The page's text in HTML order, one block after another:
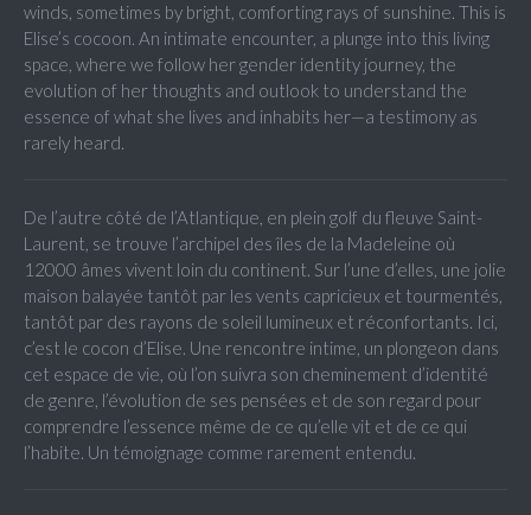
winds, sometimes by bright, comforting rays of sunshine. This is
Elise’s cocoon. An intimate encounter, a plunge into this living
space, where we follow her gender identity journey, the
evolution of her thoughts and outlook to understand the
essence of what she lives and inhabits her—a testimony as
rarely heard.
De l’autre côté de l’Atlantique, en plein golf du fleuve Saint-
Laurent, se trouve l’archipel des îles de la Madeleine où
12000 âmes vivent loin du continent. Sur l’une d’elles, une jolie
maison balayée tantôt par les vents capricieux et tourmentés,
tantôt par des rayons de soleil lumineux et réconfortants. Ici,
c’est le cocon d’Elise. Une rencontre intime, un plongeon dans
cet espace de vie, où l’on suivra son cheminement d’identité
de genre, l’évolution de ses pensées et de son regard pour
comprendre l’essence même de ce qu’elle vit et de ce qui
l’habite. Un témoignage comme rarement entendu.